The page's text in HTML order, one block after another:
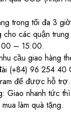
trong tối đa 3
cho các quận
– 15:00.
cầu giao hàng
(+84) 96 254 40
để được hỗ trợ.
Giao nhanh tức
làm quà tặng.